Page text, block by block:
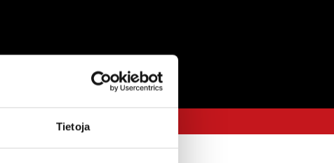
Tietoja